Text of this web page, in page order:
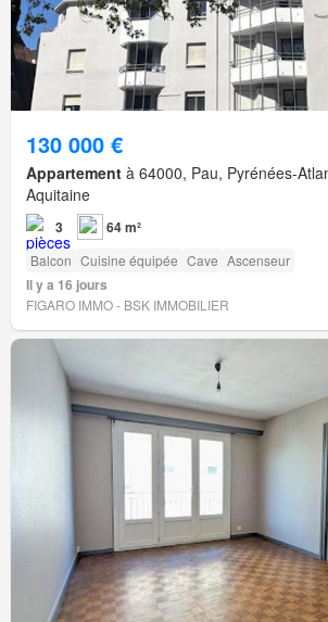
130 000 €
Appartement à 64000, Pau, Pyrénées-
Aquitaine
3 64 m²
Balcon Cuisine équipée Cave Ascenseur
Il y a 16 jours
FIGARO IMMO - BSK IMMOBILIER